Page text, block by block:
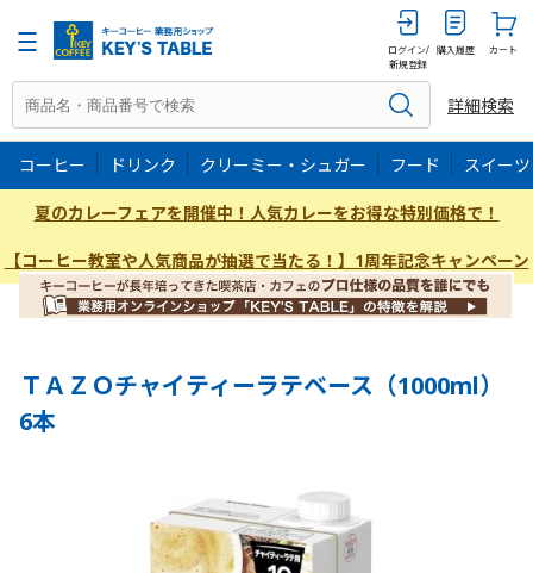
ログイン/
新規登録
購入履歴 カート
詳細検索
コーヒー ドリンク クリーミー・シュガー フード スイーツ
夏のカレーフェアを開催中！人気カレーをお得な特別価格で！
【コーヒー教室や人気商品が抽選で当たる！】1周年記念キャンペーン
ＴＡＺＯチャイティーラテベース（1000ml）
6本